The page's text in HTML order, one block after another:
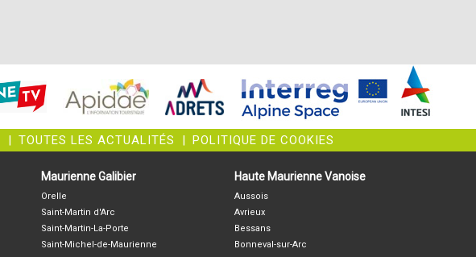
| TOUTES LES ACTUALITÉS | POLITIQUE DE COOKIES
Maurienne Galibier
Orelle
Saint-Martin d'Arc
Saint-Martin-La-Porte
Saint-Michel-de-Maurienne
Haute Maurienne Vanoise
Aussois
Avrieux
Bessans
Bonneval-sur-Arc